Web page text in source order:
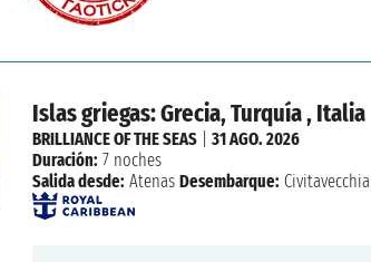
Islas griegas: Grecia, Turquía , Italia
BRILLIANCE OF THE SEAS| 31 AGO. 2026
Duración: 7 noches
Salida desde: Atenas Desembarque: Civitavecchia